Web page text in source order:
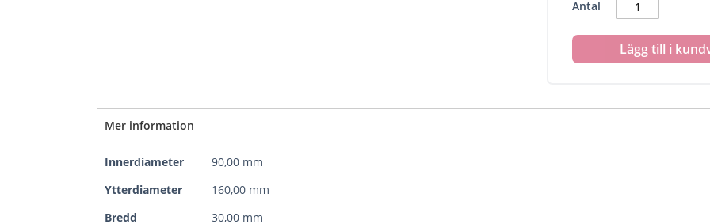
Antal
Lägg till i
Mer information
Mer
Innerdiameter
90,00 mm
Ytterdiameter
160,00 mm
Bredd
30,00 mm